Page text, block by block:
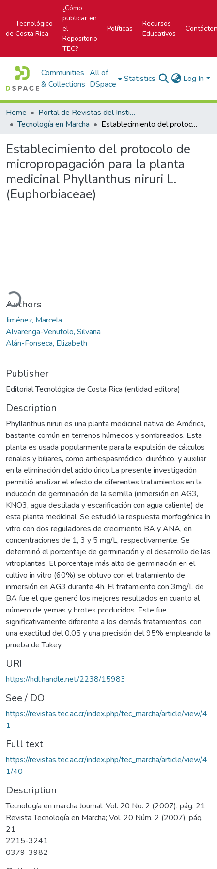
Tecnológico
de Costa Rica
¿Cómo
publicar en
el
Repositorio
TEC?
Políticas
Recursos
Educativos
Communities
& Collections
All of
DSpace
Statistics Log In
Home
Portal de Revistas del Instituto Tecnológico de Costa Rica
Tecnología en Marcha
Establecimiento del protocolo de micropropagación para la planta medicinal Phyllanthus niruri L. (Euphorbiaceae)
Establecimiento del protocolo de
micropropagación para la planta
medicinal Phyllanthus niruri L.
(Euphorbiaceae)
Authors
Jiménez, Marcela
Alvarenga-Venutolo, Silvana
Alán-Fonseca, Elizabeth
Publisher
Editorial Tecnológica de Costa Rica (entidad editora)
Description
Phyllanthus niruri es una planta medicinal nativa de América,
bastante común en terrenos húmedos y sombreados. Esta
planta es usada popularmente para la expulsión de cálculos
renales y biliares, como antiespasmódico, diurético, y auxiliar
en la eliminación del ácido úrico.La presente investigación
permitió analizar el efecto de diferentes tratamientos en la
inducción de germinación de la semilla (inmersión en AG3,
KNO3, agua destilada y escarificación con agua caliente) de
esta planta medicinal. Se estudió la respuesta morfogénica in
vitro con dos reguladores de crecimiento BA y ANA, en
concentraciones de 1, 3 y 5 mg/L, respectivamente. Se
determinó el porcentaje de germinación y el desarrollo de las
vitroplantas. El porcentaje más alto de germinación en el
cultivo in vitro (60%) se obtuvo con el tratamiento de
inmersión en AG3 durante 4h. El tratamiento con 3mg/L de
BA fue el que generó los mejores resultados en cuanto al
número de yemas y brotes producidos. Este fue
significativamente diferente a los demás tratamientos, con
una exactitud del 0.05 y una precisión del 95% empleando la
prueba de Tukey
URI
https://hdl.handle.net/2238/15983
See / DOI
https://revistas.tec.ac.cr/index.php/tec_marcha/article/view/4
1
Full text
https://revistas.tec.ac.cr/index.php/tec_marcha/article/view/4
1/40
Description
Tecnología en marcha Journal; Vol. 20 No. 2 (2007); pág. 21
Revista Tecnología en Marcha; Vol. 20 Núm. 2 (2007); pág.
21
2215-3241
0379-3982